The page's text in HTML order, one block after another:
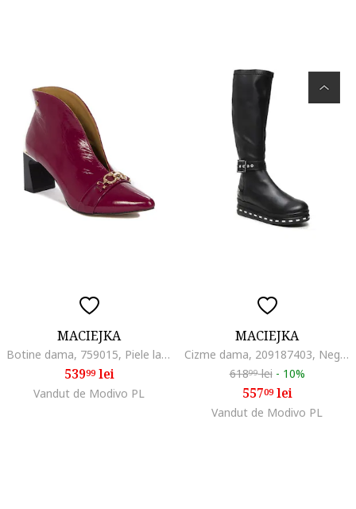
MACIEJKA
Botine dama, 759015, Piele lacuita, Violet
53999lei
Vandut de Modivo PL
MACIEJKA
Cizme dama, 209187403, Negru, Piele naturala, Negru
61899lei - 10%
55709lei
Vandut de Modivo PL